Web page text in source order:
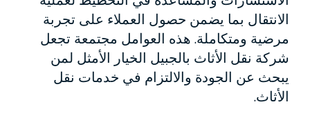
الانتقال بما يضمن حصول العملاء على تجربة
مرضية ومتكاملة. هذه العوامل مجتمعة تجعل
شركة نقل الأثاث بالجبيل الخيار الأمثل لمن
يبحث عن الجودة والالتزام في خدمات نقل
الأثاث.